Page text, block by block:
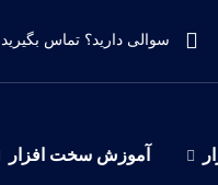
سوالی دارید؟ تماس بگیرید
آموزش سخت افزار